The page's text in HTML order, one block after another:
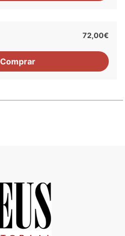
72,00€
Comprar